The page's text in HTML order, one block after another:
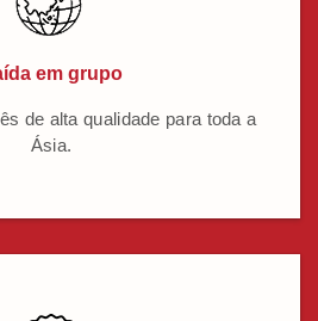
em grupo
de alta qualidade para toda a
Ásia.